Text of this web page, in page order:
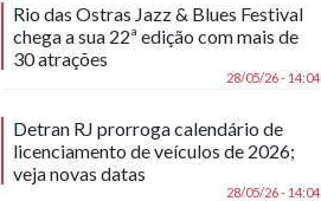
Rio das Ostras Jazz & Blues Festival
chega a sua 22ª edição com mais de
30 atrações
28/05/26 - 14:04
Detran RJ prorroga calendário de
licenciamento de veículos de 2026;
veja novas datas
28/05/26 - 14:04